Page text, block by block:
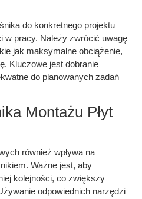
do konkretnego projektu
w pracy. Należy zwrócić uwagę
jak maksymalne obciążenie,
Kluczowe jest dobranie
do planowanych zadań
Montażu Płyt
również wpływa na
Ważne jest, aby
kolejności, co zwiększy
odpowiednich narzędzi